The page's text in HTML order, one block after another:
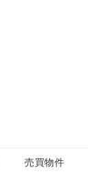
売買物件